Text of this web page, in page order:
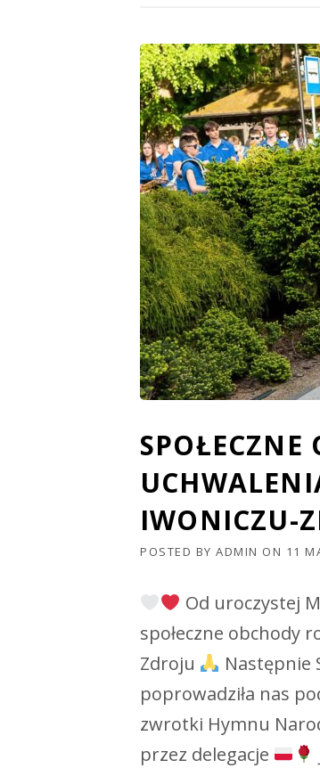
SPOŁECZNE
IWONICZU-
POSTED BY ADMIN ON 11
Od uroczystej
społeczne obchody
Zdroju
Następnie
poprowadziła nas
zwrotki Hymnu
przez delegacje